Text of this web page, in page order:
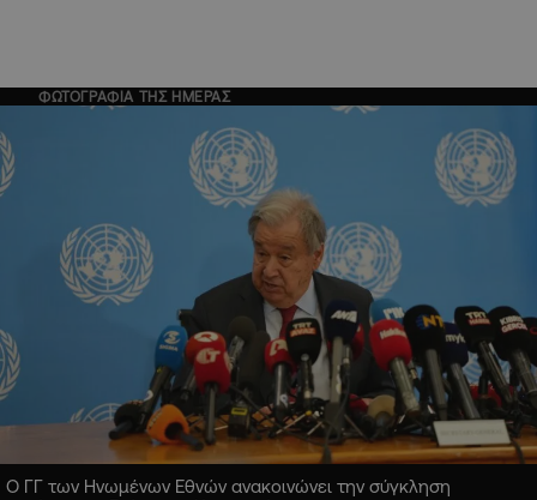
ΦΩΤΟΓΡΑΦΙΑ ΤΗΣ ΗΜΕΡΑΣ
Ο ΓΓ των Ηνωμένων Εθνών ανακοινώνει την σύγκληση